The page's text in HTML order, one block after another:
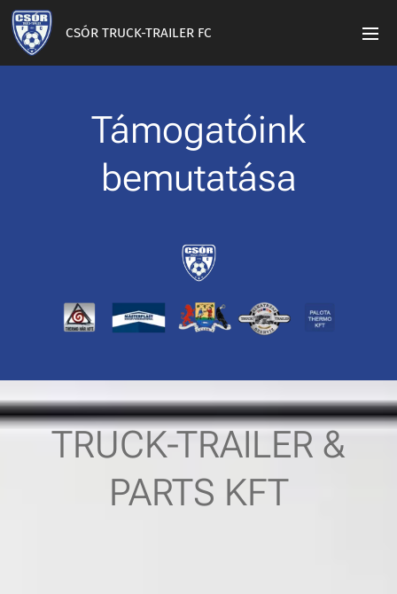
CSÓR TRUCK-TRAILER FC
Támogatóink
bemutatása
TRUCK-TRAILER &
PARTS KFT